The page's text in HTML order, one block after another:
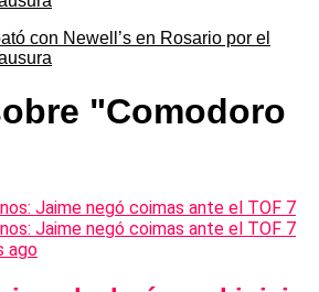
con Newell’s en Rosario por el
"Comodoro
ago